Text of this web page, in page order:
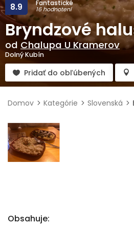
Fantastické
16 hodnotení
8.9
Bryndzové
od Chalupa U Kramerov
Dolný Kubín
Pridať do obľúbených
Domov Kategórie Slovenská
Obsahuje: